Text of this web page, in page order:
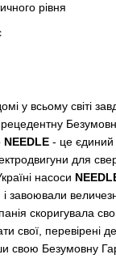
рівня
у всьому світі
NEEDLE - це єдиний
для
насоси
завоювали
скоригувала
свої, перевірені
свою Безумовну